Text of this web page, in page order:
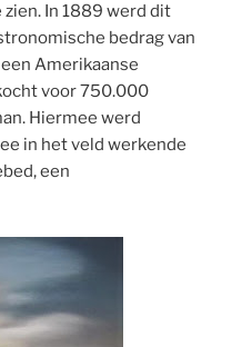
In 1889 werd dit
bedrag van
Amerikaanse
voor 750.000
Hiermee werd
in het veld werkende
een